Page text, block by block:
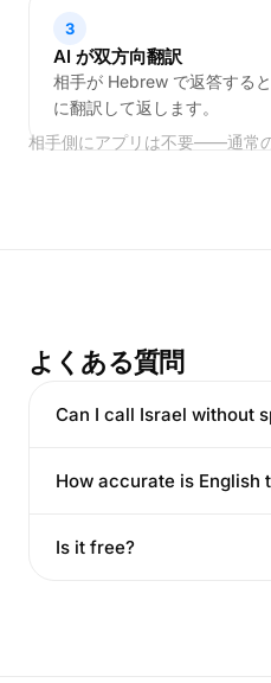
3
AI が双方向翻訳
相手が Hebrew で返答する
に翻訳して返します。
相手側にアプリは不要——通常
よくある質問
Can I call Israel without
How accurate is English
Is it free?